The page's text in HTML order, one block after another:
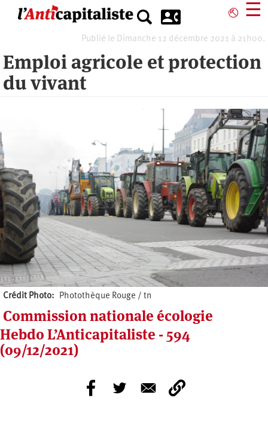
⎋ ☰
Publié le Dimanche 12 décembre 2021 à 21h00.
Emploi agricole et protection
du vivant
Crédit Photo Photothèque Rouge / tn
Commission nationale écologie
Hebdo L’Anticapitaliste - 594
(09/12/2021)